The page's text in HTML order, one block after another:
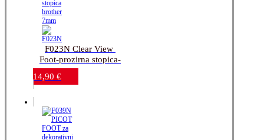
F023N Clear View
Foot-prozirna stopica-
brother 7mm
14,90 €